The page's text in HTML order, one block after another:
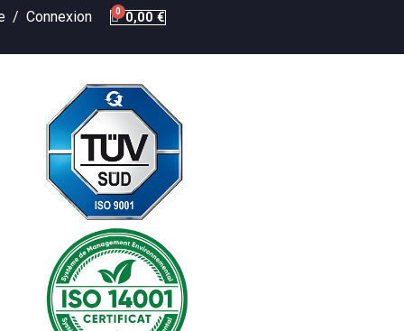
/ Connexion 0,00 €